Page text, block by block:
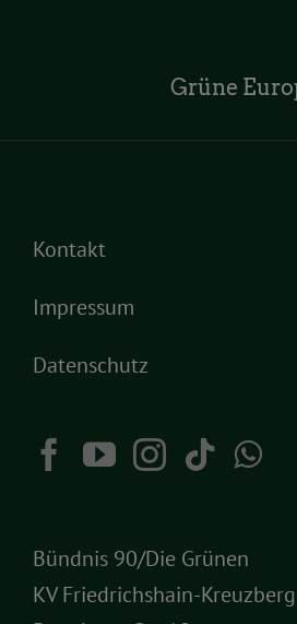
Grüne
Kontakt
Impressum
Datenschutz
Bündnis 90/Die Grünen
KV Friedrichshain-Kreuzberg